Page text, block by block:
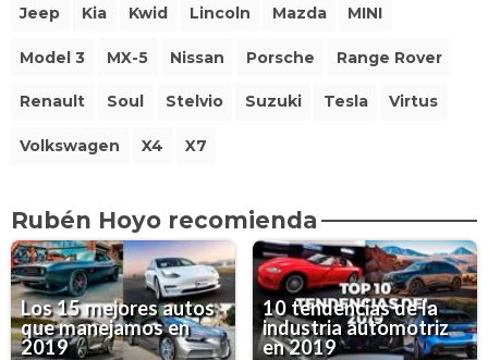
Jeep Kia Kwid Lincoln Mazda MINI
Model 3 MX-5 Nissan Porsche Range Rover
Renault Soul Stelvio Suzuki Tesla Virtus
Volkswagen X4 X7
Rubén Hoyo recomienda
Los 15 mejores autos
que manejamos en
2019
10 tendencias de la
industria automotriz
en 2019